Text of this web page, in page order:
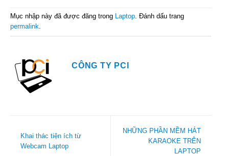
Mục nhập này đã được đăng trong Laptop. Đánh dấu trang
permalink.
CÔNG TY PCI
Khai thác tiện ích từ
Webcam Laptop
NHỮNG PHẦN MỀM HÁT
KARAOKE TRÊN
LAPTOP